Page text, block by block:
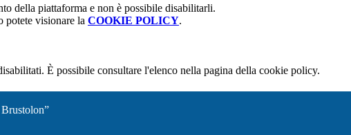
della piattaforma e non è possibile disabilitarli.
potete visionare la COOKIE POLICY.
È possibile consultare l'elenco nella pagina della cookie policy.